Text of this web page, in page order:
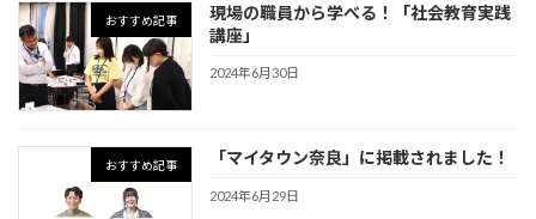
おすすめ記事
現場の職員から学べる！「社会教育実践
講座」
2024年6月30日
おすすめ記事 「マイタウン奈良」に掲載されました！
2024年6月29日